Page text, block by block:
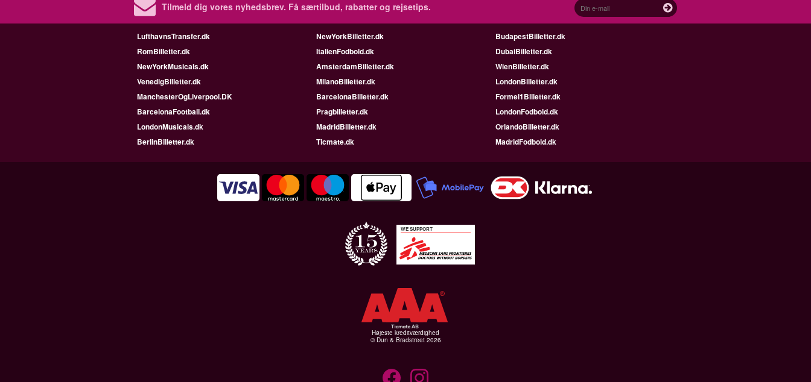
Tilmeld dig vores nyhedsbrev. Få særtilbud, rabatter og rejsetips.
LufthavnsTransfer.dk NewYorkBilletter.dk
BudapestBilletter.dk
RomBilletter.dk
ItalienFodbold.dk
DubaiBilletter.dk
NewYorkMusicals.dk
AmsterdamBilletter.dk
WienBilletter.dk
VenedigBilletter.dk
MilanoBilletter.dk
LondonBilletter.dk
ManchesterOgLiverpool.DK
BarcelonaBilletter.dk
Formel1Billetter.dk
BarcelonaFootball.dk
Pragbilletter.dk
LondonFodbold.dk
LondonMusicals.dk
MadridBilletter.dk
OrlandoBilletter.dk
BerlinBilletter.dk
Ticmate.dk MadridFodbold.dk
WE SUPPORT
Højeste kreditværdighed
© Dun & Bradstreet 2026